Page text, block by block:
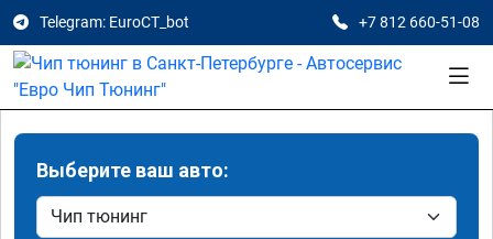
Telegram: EuroCT_bot +7 812 660-51-08
Выберите ваш авто: